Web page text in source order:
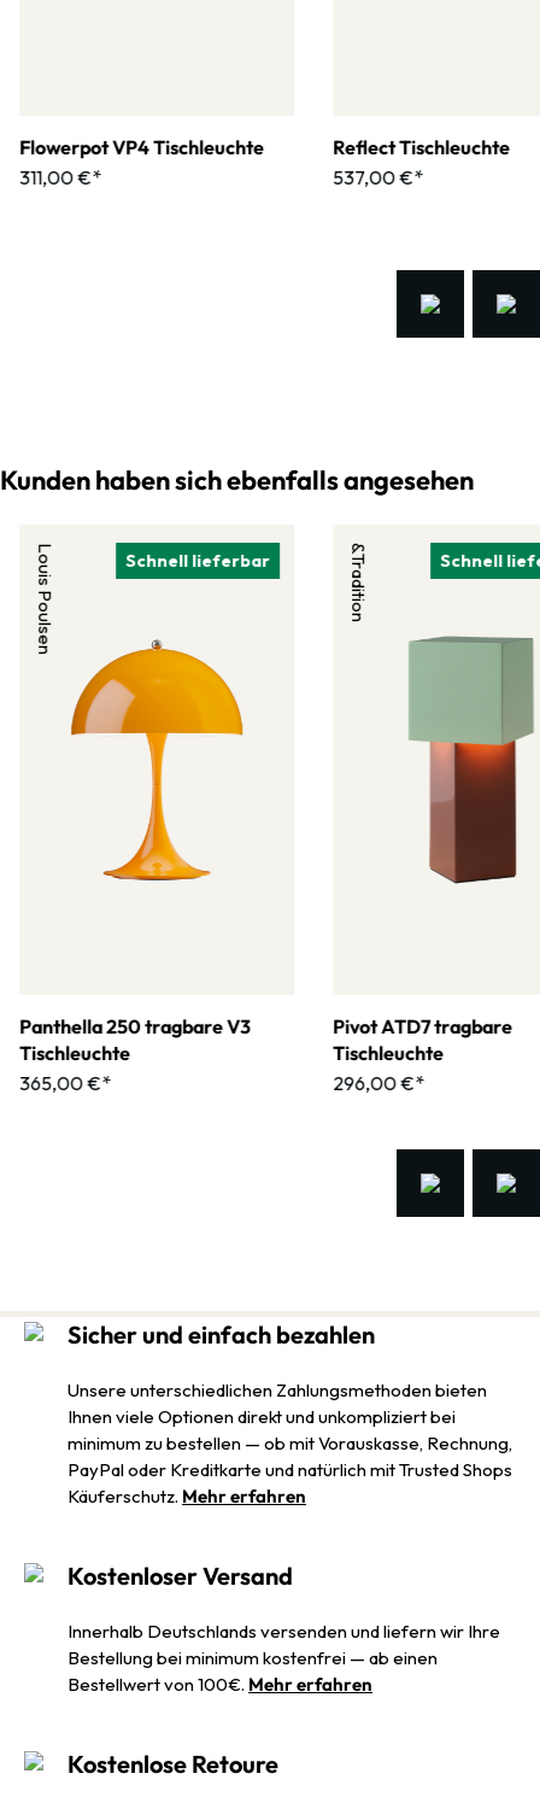
Flowerpot VP4 Tischleuchte
311,00 €*
Reflect Tischleuchte
537,00 €*
Kunden haben sich ebenfalls angesehen
Schnell lieferbar
Louis Poulsen
Panthella 250 tragbare V3
Tischleuchte
365,00 €*
Schnell
&Tradition
Pivot ATD7 tragbare
Tischleuchte
296,00 €*
Sicher und einfach bezahlen
Unsere unterschiedlichen Zahlungsmethoden bieten
Ihnen viele Optionen direkt und unkompliziert bei
minimum zu bestellen — ob mit Vorauskasse, Rechnung,
PayPal oder Kreditkarte und natürlich mit Trusted Shops
Käuferschutz. Mehr erfahren
Kostenloser Versand
Innerhalb Deutschlands versenden und liefern wir Ihre
Bestellung bei minimum kostenfrei — ab einen
Bestellwert von 100€. Mehr erfahren
Kostenlose Retoure